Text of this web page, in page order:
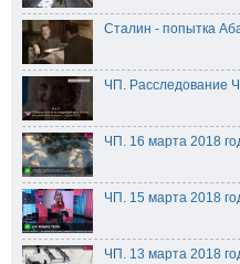
Сталин - попытка
ЧП. Расследование
ЧП. 16 марта 2018
ЧП. 15 марта 2018
ЧП. 13 марта 2018